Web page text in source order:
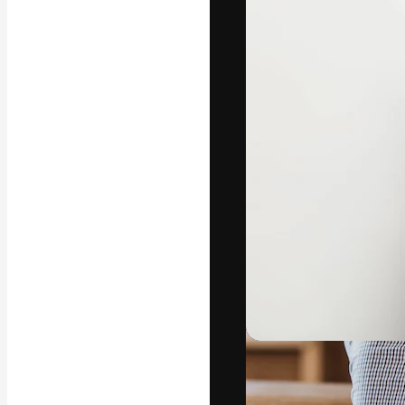
La plateforme
vos meilleurs
d’abonnés :
Copyright ©